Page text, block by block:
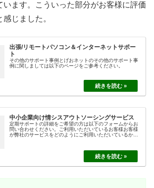
います。こういった部分がお客様に評価
じました。
出張/リモートパソコン＆インターネットサポー
ト
その他のサポート事例とげおネットのその他のサポート事
例に関しましては以下のページをご参考ください。
中小企業向け情シスアウトソーシングサービス
定期サポートの詳細をご希望の方は以下のフォームからお
問い合わせください。ご利用いただいているお客様お客様
が弊社のサービスをどのようにご利用いただいているかに